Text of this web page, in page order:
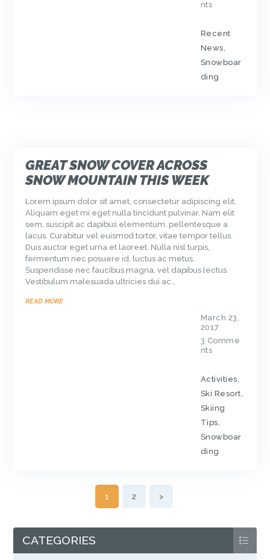
nts
Recent
News
Snowboar
ding
GREAT SNOW COVER ACROSS
SNOW MOUNTAIN THIS WEEK
Lorem ipsum dolor sit amet, consectetur adipiscing elit.
Aliquam eget mi eget nulla tincidunt pulvinar. Nam elit
sem, suscipit ac dapibus elementum, pellentesque a
lacus. Curabitur vel euismod tortor, vitae tempor tellus.
Duis auctor eget urna et laoreet. Nulla nisl turpis,
fermentum nec posuere id, luctus ac metus.
Suspendisse nec faucibus magna, vel dapibus lectus.
Vestibulum malesuada ultricies dui ac…
READ MORE
March 23,
2017
3 Comme
nts
Activities
Ski Resort
Skiing
Tips
Snowboar
ding
NAVIGATION
PAGE
1 PAGE
2 >
CATEGORIES